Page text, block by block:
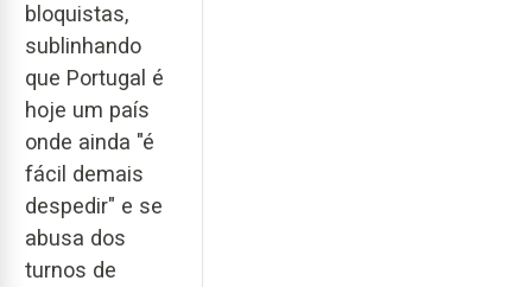
bloquistas,
sublinhando
que Portugal é
hoje um país
onde ainda "é
fácil demais
despedir" e se
abusa dos
turnos de